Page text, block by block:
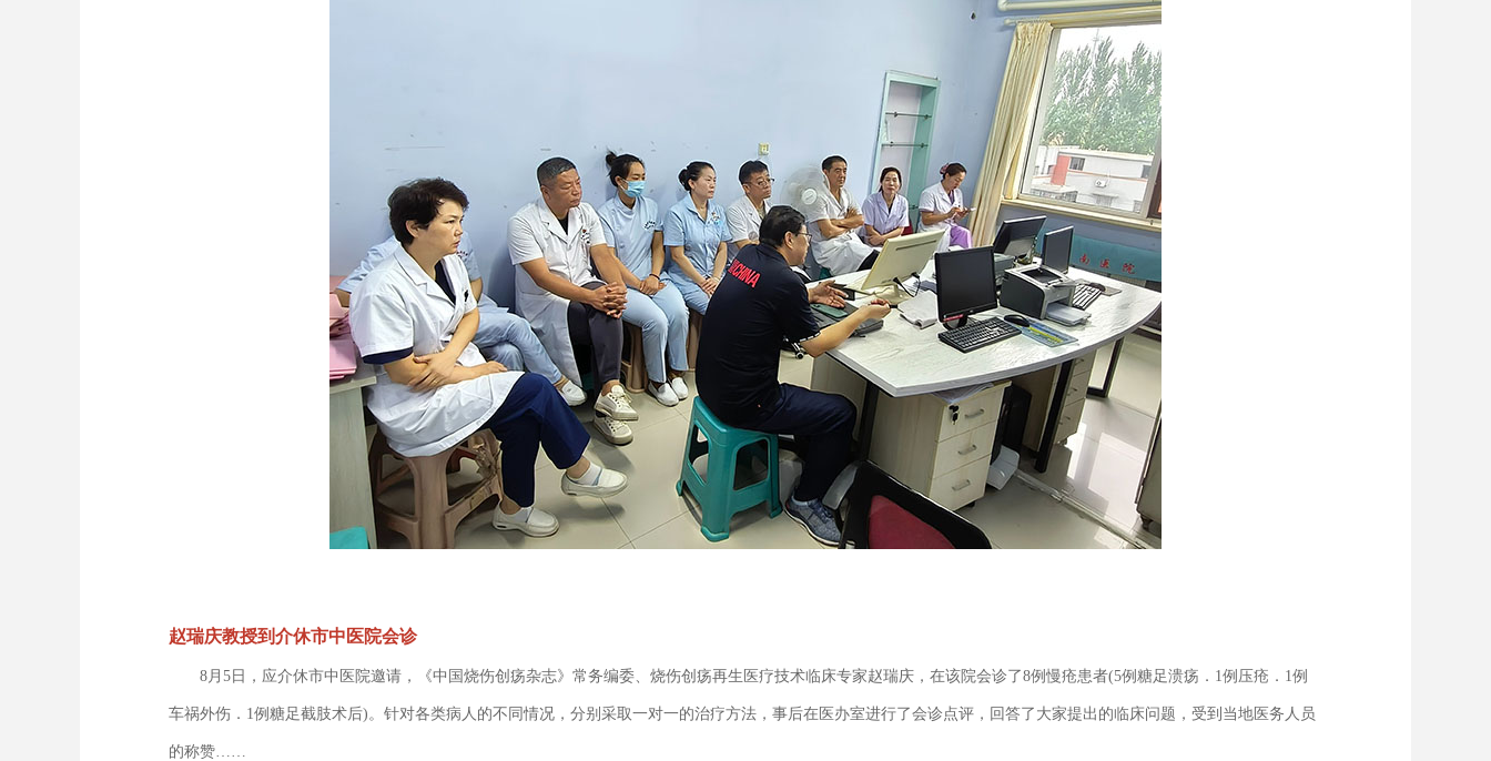
赵瑞庆教授到介休市中医院会诊
8月5日，应介休市中医院邀请，《中国烧伤创疡杂志》常务编委、烧伤创疡再生医疗技术临床专家赵瑞庆，在该院会诊了8例慢疮患者(5例糖足溃疡．1例压疮．1例
车祸外伤．1例糖足截肢术后)。针对各类病人的不同情况，分别采取一对一的治疗方法，事后在医办室进行了会诊点评，回答了大家提出的临床问题，受到当地医务人员
的称赞……